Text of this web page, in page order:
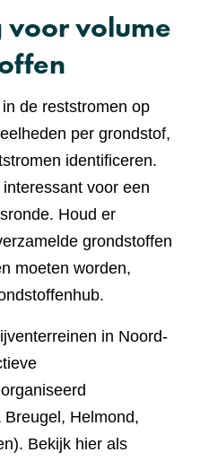
voor volume
de reststromen op
per grondstof,
identificeren.
voor een
Houd er
grondstoffen
moeten worden,
in Noord-
Helmond,
Bekijk hier als